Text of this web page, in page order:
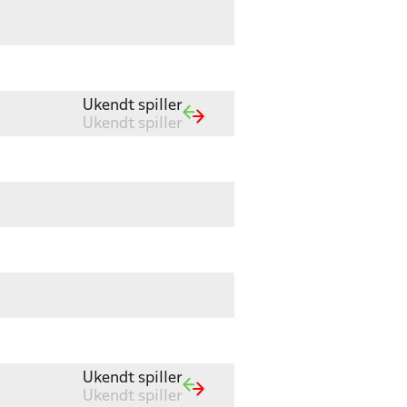
Ukendt spiller
Ukendt spiller
Ukendt spiller
Ukendt spiller